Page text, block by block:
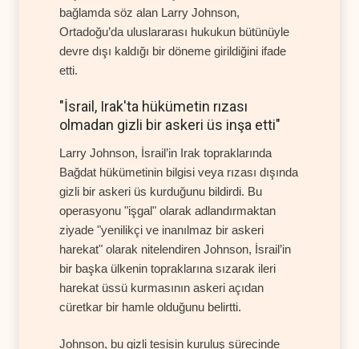
bağlamda söz alan Larry Johnson,
Ortadoğu’da uluslararası hukukun bütünüyle
devre dışı kaldığı bir döneme girildiğini ifade
etti.
"İsrail, Irak'ta hükümetin rızası
olmadan gizli bir askeri üs inşa etti"
Larry Johnson, İsrail’in Irak topraklarında
Bağdat hükümetinin bilgisi veya rızası dışında
gizli bir askeri üs kurduğunu bildirdi. Bu
operasyonu "işgal" olarak adlandırmaktan
ziyade "yenilikçi ve inanılmaz bir askeri
harekat" olarak nitelendiren Johnson, İsrail’in
bir başka ülkenin topraklarına sızarak ileri
harekat üssü kurmasının askeri açıdan
cüretkar bir hamle olduğunu belirtti.
Johnson, bu gizli tesisin kuruluş sürecinde